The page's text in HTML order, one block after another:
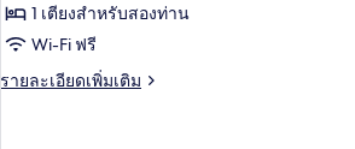
ดับเบิล,
ปลอด
บุหรี่
1 เตียงสำหรับสองท่าน
Wi-Fi ฟรี
รายละเอียดเพิ่มเติม
ราย